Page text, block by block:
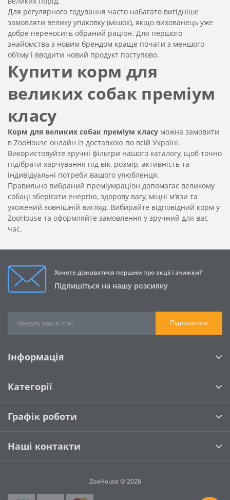
Для регулярного годування часто набагато вигідніше
замовляти велику упаковку (мішок), якщо вихованець уже
добре переносить обраний раціон. Для першого
знайомства з новим брендом краще почати з меншого
об’єму і вводити новий продукт поступово.
Купити корм для
великих собак преміум
класу
Корм для великих собак преміум класу можна замовити
в ZooHouse онлайн із доставкою по всій Україні.
Використовуйте зручні фільтри нашого каталогу, щоб точно
підібрати харчування під вік, розмір, активність та
індивідуальні потреби вашого улюбленця.
Правильно вибраний преміумраціон допомагає великому
собаці зберігати енергію, здорову вагу, міцні м’язи та
ухожений зовнішній вигляд. Вибирайте відповідний корм у
ZooHouse та оформляйте замовлення у зручний для вас
час.
Хочете дізнаватися першим про акції і знижки?
Підпишіться на нашу розсилку
Підписатися
Інформація
Категорії
Графік роботи
Наші контакти
ZooHouse © 2026